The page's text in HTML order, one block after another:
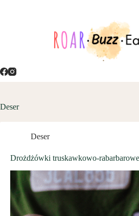
Deser
Deser
Drożdżówki truskawkowo-rabarbarowe